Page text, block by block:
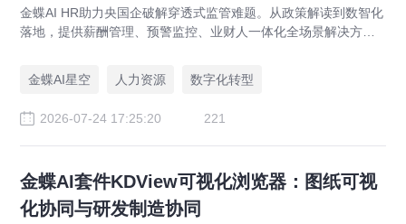
金蝶AI HR助力央国企破解穿透式监管难题。从政策解读到数智化
落地，提供薪酬管理、预警监控、业财人一体化全场景解决方
金蝶AI星空
人力资源 数字化转型
2026-07-24 17:25:20 221
金蝶AI套件KDView可视化浏览器：图纸可视
化协同与研发制造协同